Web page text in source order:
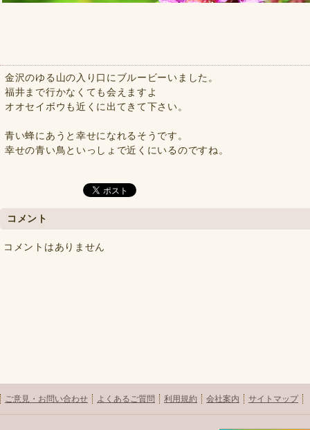
金沢のゆる山の入り口にブルービーいました。
福井まで行かなくても会えますよ
オオセイボウも近くに出てきて下さい。
青い蜂にあうと幸せになれるそうです。
幸せの青い鳥といっしょで近くにいるのですね。
コメント
コメントはありません
ご意見・お問い合わせ よくあるご質問 利用規約 会社案内 サイトマップ